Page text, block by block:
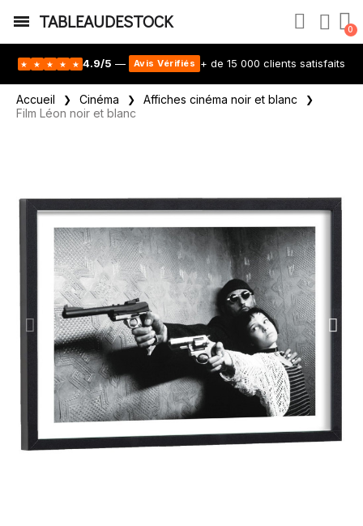
TABLEAUDESTOCK
★ ★ ★ ★ ★ 4.9/5 — Avis Vérifiés + de 15 000 clients satisfaits
Accueil Cinéma
Affiches cinéma noir et blanc
Film Léon noir et blanc